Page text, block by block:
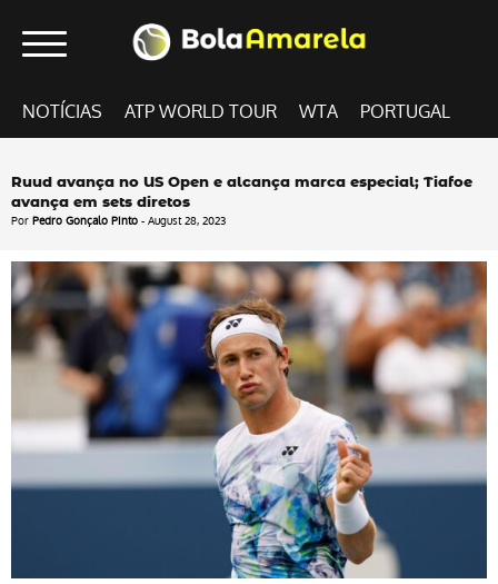
NOTÍCIAS ATP WORLD TOUR WTA PORTUGAL
Ruud avança no US Open e alcança marca especial; Tiafoe
avança em sets diretos
Por Pedro Gonçalo Pinto - August 28, 2023